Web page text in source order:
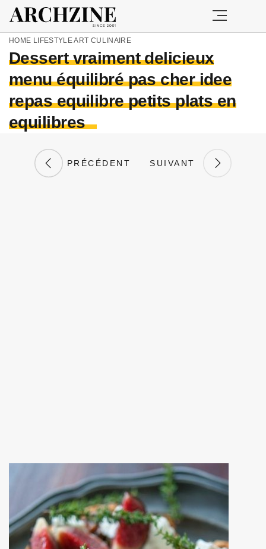
HOME LIFESTYLEART CULINAIRE
Dessert vraiment delicieux
menu équilibré pas cher idee
repas equilibre petits plats en
equilibres
PRÉCÉDENT SUIVANT